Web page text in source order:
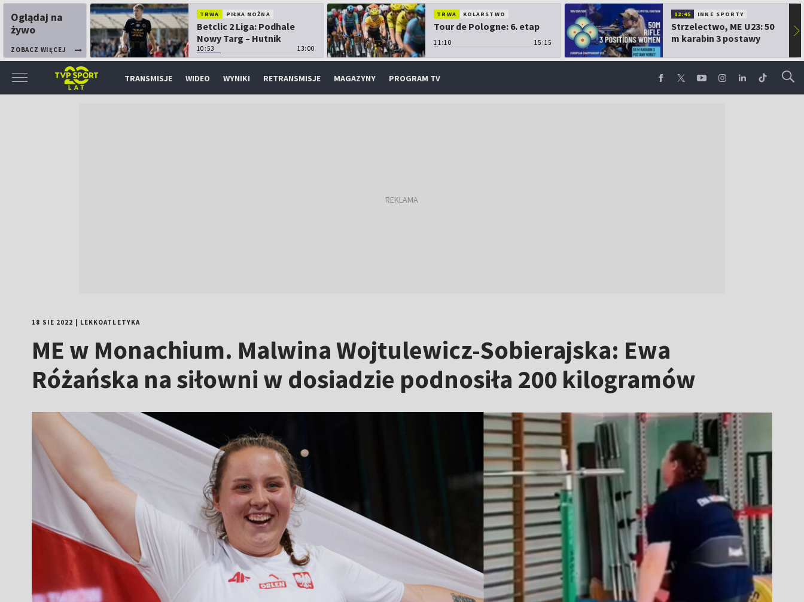
Oglądaj na
żywo
ZOBACZ WIĘCEJ
TRWA PIŁKA NOŻNA
Betclic 2 Liga: Podhale
Nowy Targ – Hutnik
Kraków
10:53 13:00
TRWA KOLARSTWO
Tour de Pologne: 6. etap
11:10 15:15
12:45 INNE SPORTY
Strzelectwo, ME U23: 50
m karabin 3 postawy
▶
TRANSMISJE WIDEO WYNIKI RETRANSMISJE MAGAZYNY PROGRAM TV
18 SIE 2022 LEKKOATLETYKA
ME w Monachium. Malwina Wojtulewicz-Sobierajska: Ewa
Różańska na siłowni w dosiadzie podnosiła 200 kilogramów